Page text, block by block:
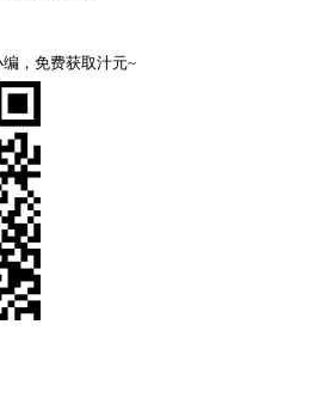
，免费获取汁元~